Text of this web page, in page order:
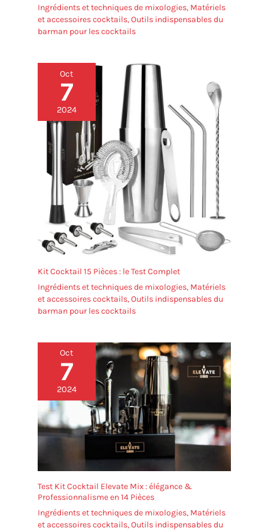
Ingrédients et techniques de mixologies, Matériels
et accessoires cocktails,Outils indispensables du
barman pour les cocktails
Oct
7
2024
Kit Cocktail 15 Pièces : le Test Complet
Ingrédients et techniques de mixologies, Matériels
et accessoires cocktails,Outils indispensables du
barman pour les cocktails
Oct
7
2024
Test Kit Cocktail Elevate Mix : élégance &
Professionnalisme en 14 Pièces
Ingrédients et techniques de mixologies, Matériels
et accessoires cocktails,Outils indispensables du